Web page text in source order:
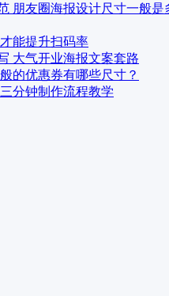
朋友圈海报设计尺寸一般是
能提升扫码率
大气开业海报文案套路
的优惠券有哪些尺寸？
分钟制作流程教学